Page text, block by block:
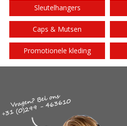
Sleutelhangers
Caps & Mutsen
Promotionele kleding